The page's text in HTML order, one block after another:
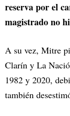
reserva por el
magistrado no
A su vez, Mitre
Clarín y La
1982 y 2020,
también